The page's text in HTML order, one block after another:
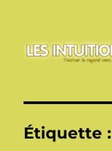
Étiquette :